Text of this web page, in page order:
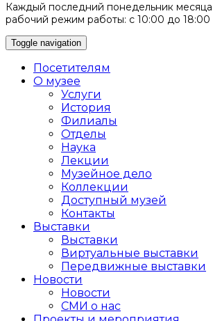
Каждый последний понедельник месяца
рабочий режим работы: с 10:00 до 18:00
Toggle navigation
Посетителям
О музее
Услуги
История
Филиалы
Отделы
Наука
Лекции
Музейное дело
Коллекции
Доступный музей
Контакты
Выставки
Выставки
Виртуальные выставки
Передвижные выставки
Новости
Новости
СМИ о нас